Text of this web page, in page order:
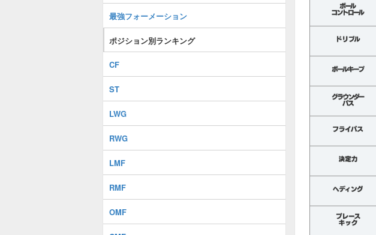
最強フォーメーション
ポジション別ランキング
CF
ST
LWG
RWG
LMF
RMF
OMF